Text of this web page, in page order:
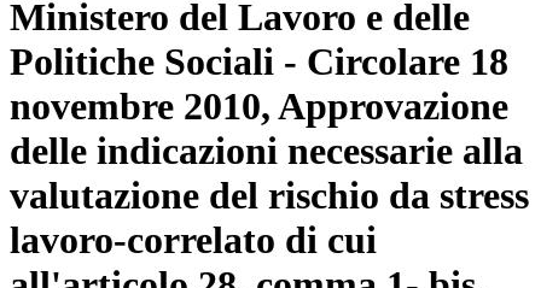
Ministero del Lavoro e delle
Politiche Sociali - Circolare 18
novembre 2010, Approvazione
delle indicazioni necessarie alla
valutazione del rischio da stress
lavoro-correlato di cui